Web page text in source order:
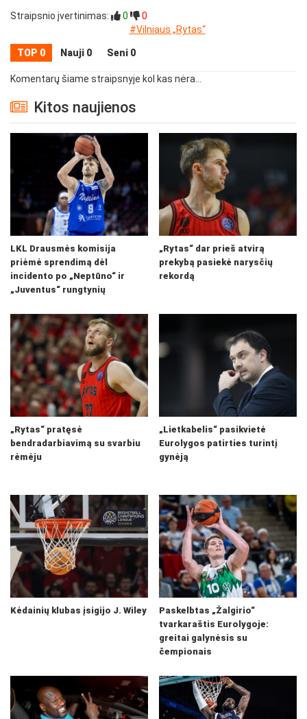
Straipsnio įvertinimas: 0
0
#Vilniaus „Rytas“
TOP 0 Nauji 0 Seni 0
Komentarų šiame straipsnyje kol kas nėra...
Kitos naujienos
LKL Drausmės komisija
priėmė sprendimą dėl
incidento po „Neptūno“ ir
„Juventus“ rungtynių
„Rytas“ dar prieš atvirą
prekybą pasiekė narysčių
rekordą
„Rytas“ pratęsė
bendradarbiavimą su svarbiu
rėmėju
„Lietkabelis“ pasikvietė
Eurolygos patirties turintį
gynėją
Kėdainių klubas įsigijo J. Wiley
Paskelbtas „Žalgirio“
tvarkaraštis Eurolygoje:
greitai galynėsis su
čempionais